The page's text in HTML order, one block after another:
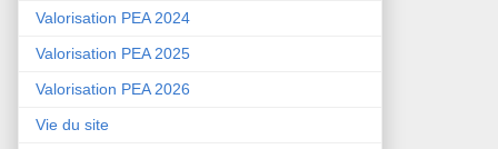
Valorisation PEA 2024
Valorisation PEA 2025
Valorisation PEA 2026
Vie du site